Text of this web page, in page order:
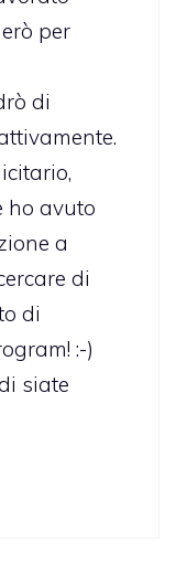
per
di
ho avuto
a
di
di
:-)
siate